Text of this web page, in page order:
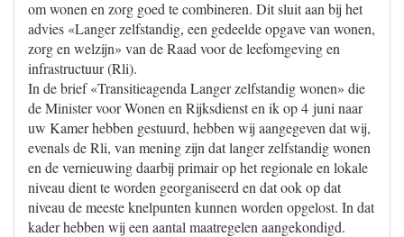
om wonen en zorg goed te combineren. Dit sluit aan bij het
advies «Langer zelfstandig, een gedeelde opgave van wonen,
zorg en welzijn» van de Raad voor de leefomgeving en
infrastructuur (Rli).
In de brief «Transitieagenda Langer zelfstandig wonen» die
de Minister voor Wonen en Rijksdienst en ik op 4 juni naar
uw Kamer hebben gestuurd, hebben wij aangegeven dat wij,
evenals de Rli, van mening zijn dat langer zelfstandig wonen
en de vernieuwing daarbij primair op het regionale en lokale
niveau dient te worden georganiseerd en dat ook op dat
niveau de meeste knelpunten kunnen worden opgelost. In dat
kader hebben wij een aantal maatregelen aangekondigd.